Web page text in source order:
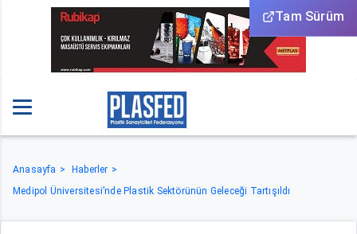
Tam Sürüm
Anasayfa
Haberler
Medipol Üniversitesi’nde Plastik Sektörünün Geleceği Tartışıldı